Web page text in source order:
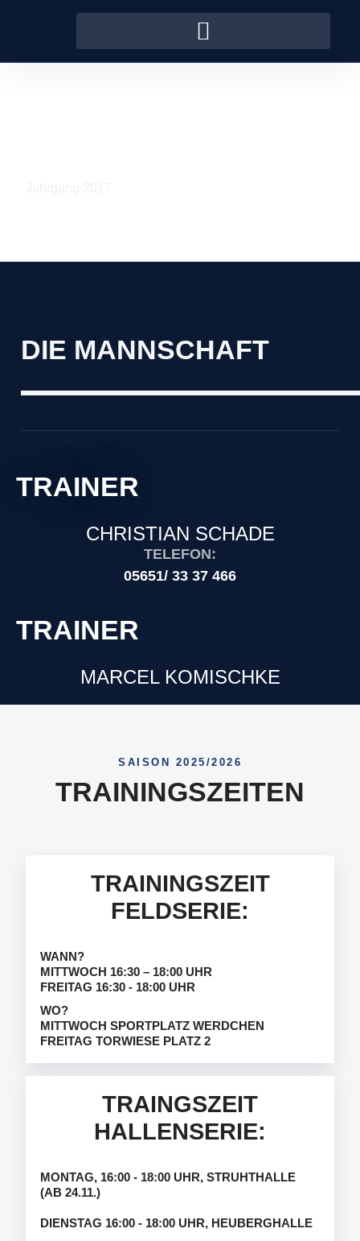
DIE MANNSCHAFT
TRAINER
CHRISTIAN SCHADE
TELEFON:
05651/ 33 37 466
TRAINER
MARCEL KOMISCHKE
SAISON 2025/2026
TRAININGSZEITEN
TRAININGSZEIT
FELDSERIE:
WANN?
MITTWOCH 16:30 – 18:00 UHR
FREITAG 16:30 - 18:00 UHR
WO?
MITTWOCH SPORTPLATZ WERDCHEN
FREITAG TORWIESE PLATZ 2
TRAINGSZEIT
HALLENSERIE:
MONTAG, 16:00 - 18:00 UHR, STRUHTHALLE
(AB 24.11.)
DIENSTAG 16:00 - 18:00 UHR, HEUBERGHALLE